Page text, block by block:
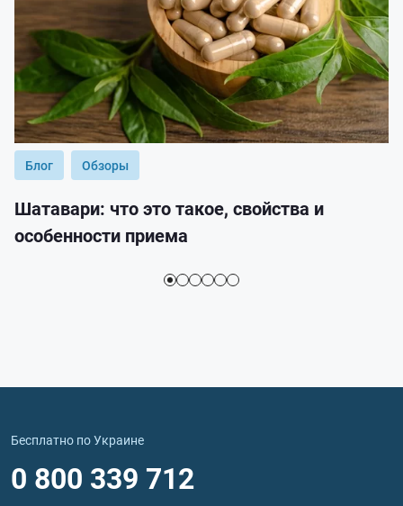
Блог Обзоры
Шатавари: что это такое, свойства и
особенности приема
Бесплатно по Украине
0 800 339 712